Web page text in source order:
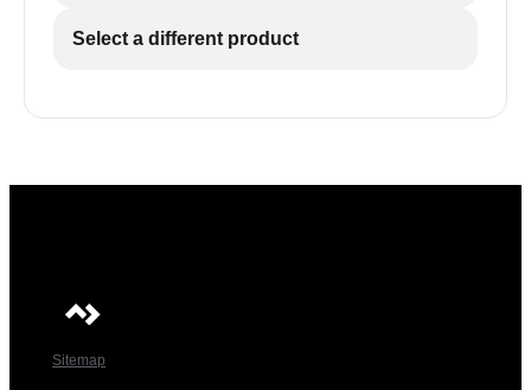
Select a different product
Sitemap